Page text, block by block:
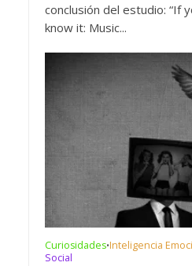
conclusión del estudio: “If
know it: Music...
Curiosidades•Inteligencia
Social